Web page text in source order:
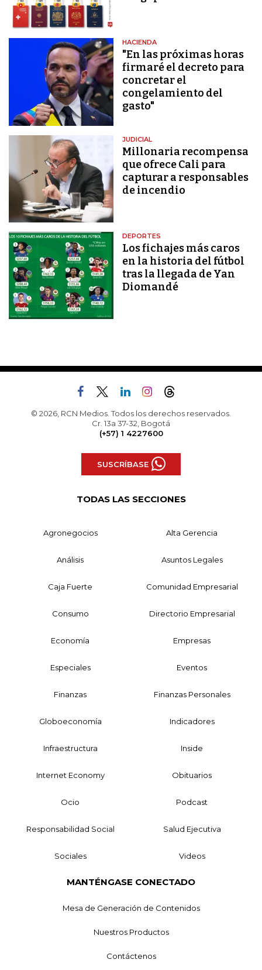
HACIENDA
"En las próximas horas
firmaré el decreto para
concretar el
congelamiento del
gasto"
JUDICIAL
Millonaria recompensa
que ofrece Cali para
capturar a responsables
de incendio
DEPORTES
Los fichajes más caros
en la historia del fútbol
tras la llegada de Yan
Diomandé
© 2026, RCN Medios. Todos los derechos reservados.
Cr. 13a 37-32, Bogotá
(+57) 1 4227600
SUSCRÍBASE
TODAS LAS SECCIONES
Agronegocios Alta Gerencia
Análisis Asuntos Legales
Caja Fuerte Comunidad Empresarial
Consumo Directorio Empresarial
Economía Empresas
Especiales Eventos
Finanzas Finanzas Personales
Globoeconomía Indicadores
Infraestructura Inside
Internet Economy Obituarios
Ocio Podcast
Responsabilidad Social Salud Ejecutiva
Sociales Videos
MANTÉNGASE CONECTADO
Mesa de Generación de Contenidos
Nuestros Productos
Contáctenos